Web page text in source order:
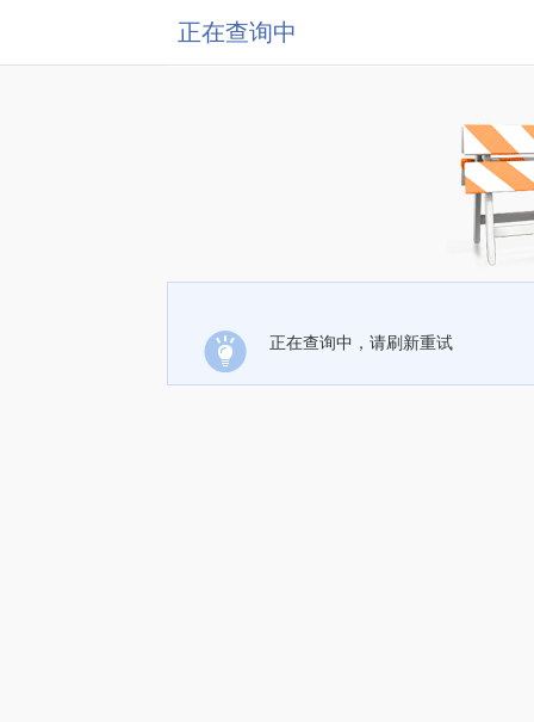
正在查询中
正在查询中，请刷新重试